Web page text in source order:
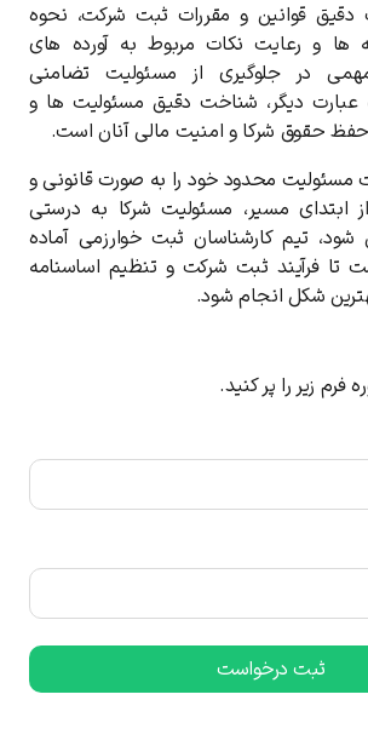
دقیق قوانین و مقررات ثبت شرکت، نحوه
ها و رعایت نکات مربوط به آورده‌ های
در جلوگیری از مسئولیت تضامنی
عبارت دیگر، شناخت دقیق مسئولیت‌ ها و
حفظ حقوق شرکا و امنیت مالی آنان است.
مسئولیت محدود خود را به صورت قانونی و
ابتدای مسیر، مسئولیت شرکا به ‌درستی
تیم کارشناسان ثبت خوارزمی آماده
تا فرآیند ثبت شرکت و تنظیم اساسنامه
شکل انجام شود.
زیر را پر کنید.